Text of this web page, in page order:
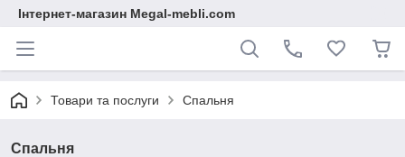
Інтернет-магазин Megal-mebli.com
Товари та послуги Спальня
Спальня